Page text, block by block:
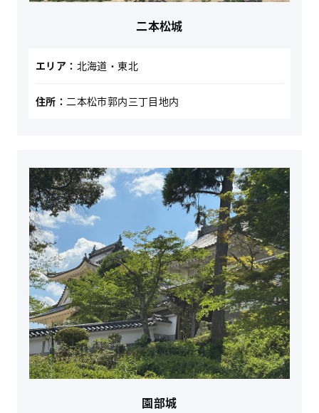
二本松城
エリア： 北海道・東北
住所：二本松市郭内三丁目地内
園部城